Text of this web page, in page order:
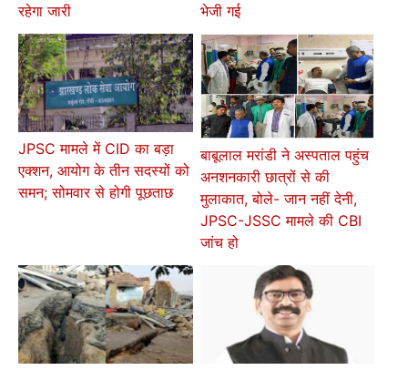
रहेगा जारी
भेजी गई
JPSC मामले में CID का बड़ा
एक्शन, आयोग के तीन सदस्यों को
समन; सोमवार से होगी पूछताछ
बाबूलाल मरांडी ने अस्पताल पहुंच
अनशनकारी छात्रों से की
मुलाकात, बोले- जान नहीं देनी,
JPSC-JSSC मामले की CBI
जांच हो